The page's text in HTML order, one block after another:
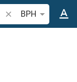
Søg efter bibelvers
BPH